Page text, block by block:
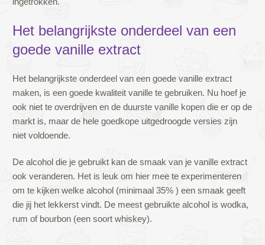
Het belangrijkste onderdeel van een
goede vanille extract
Het belangrijkste onderdeel van een goede vanille extract
maken, is een goede kwaliteit vanille te gebruiken. Nu hoef je
ook niet te overdrijven en de duurste vanille kopen die er op de
markt is, maar de hele goedkope uitgedroogde versies zijn
niet voldoende.
De alcohol die je gebruikt kan de smaak van je vanille extract
ook veranderen. Het is leuk om hier mee te experimenteren
om te kijken welke alcohol (minimaal 35% ) een smaak geeft
die jij het lekkerst vindt. De meest gebruikte alcohol is wodka,
rum of bourbon (een soort whiskey).